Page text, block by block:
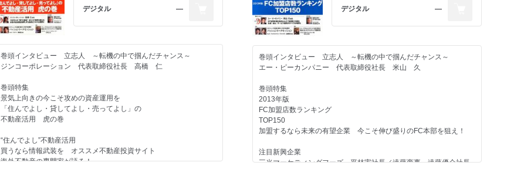
KBT-GROUP本部 岩本敦詞社長／エスアールトランスポート 近
藤英俊社長／北商物流 瀬戸口敦社長／アート・プラ 横田浩崇社
長
THE 座談会 ビジネストレンドについて語り合う
第1回テーマ「ビジネスにおける女性の台頭」
女性経営者エメラルド倶楽部 菅原智美代表理事
新日本有限責任監査法人
Winning Women Network 代表 金子裕子氏
トライステージ 妹尾勲社長
第2特集
ルディングス／ドリーマーズ／REEVO／山陰信販／HCC／ヌーラ
ボ／売れるネット広告社／ベクトル／あらいフードサービス／デリ
ズ／アンダス／日本システムサービス／甲羅／ジェリーズポップコ
ーン／コペル／ミツバファクトリー／アラタナ／トゥトゥモロウ／
アイエフリバース／アクロス
TOPICS 21／嵯峨野観光鉄道／巡の環
高知県産業振興センター「こうちビジネスチャレンジ基金事業」
「Get IPO 2013」セミナーレポート
上場を志すベンチャー経営者たち100名以上が集結
強力連載企画
デジタル ―
巻頭インタビュー 立志人 ～転機の中で掴んだチャンス～
ジンコーポレーション 代表取締役社長 高橋 仁
巻頭特集
景気上向きの今こそ攻めの資産運用を
「住んでよし・貸してよし・売ってよし」の
不動産活用 虎の巻
“住んでよし”不動産活用
買うなら情報武装を オススメ不動産投資サイト
海外不動産の専門家が語る！
デジタル ―
巻頭インタビュー 立志人 ～転機の中で掴んだチャンス～
エー・ピーカンパニー 代表取締役社長 米山 久
巻頭特集
2013年版
FC加盟店数ランキング
TOP150
加盟するなら未来の有望企業 今こそ伸び盛りのFC本部を狙え！
注目新興企業
三光マーケティングフーズ 平林実社長／遠藤商事 遠藤優介社長